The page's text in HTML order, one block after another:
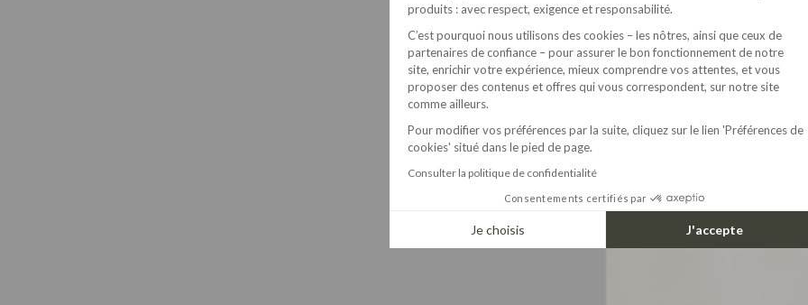
produits : avec respect, exigence et responsabilité.
C’est pourquoi nous utilisons des cookies – les nôtres, ainsi que ceux de
partenaires de confiance – pour assurer le bon fonctionnement de notre
site, enrichir votre expérience, mieux comprendre vos attentes, et vous
proposer des contenus et offres qui vous correspondent, sur notre site
comme ailleurs.
Pour modifier vos préférences par la suite, cliquez sur le lien 'Préférences de
cookies' situé dans le pied de page.
Consulter la politique de confidentialité
Consentements certifiés par
Je choisis J'accepte
Axeptio consent